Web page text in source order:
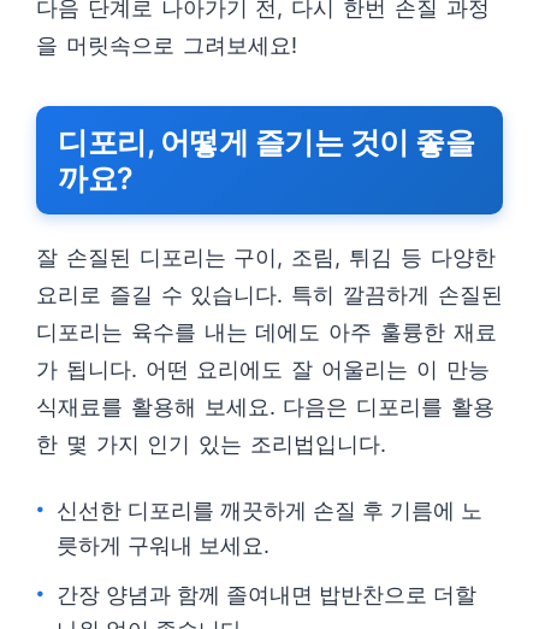
다음 단계로 나아가기 전, 다시 한번 손질 과정
을 머릿속으로 그려보세요!
디포리, 어떻게 즐기는 것이 좋을
까요?
잘 손질된 디포리는 구이, 조림, 튀김 등 다양한
요리로 즐길 수 있습니다. 특히 깔끔하게 손질된
디포리는 육수를 내는 데에도 아주 훌륭한 재료
가 됩니다. 어떤 요리에도 잘 어울리는 이 만능
식재료를 활용해 보세요. 다음은 디포리를 활용
한 몇 가지 인기 있는 조리법입니다.
신선한 디포리를 깨끗하게 손질 후 기름에 노
릇하게 구워내 보세요.
간장 양념과 함께 졸여내면 밥반찬으로 더할